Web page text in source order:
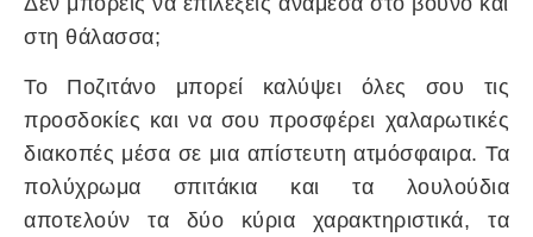
στη θάλασσα;
Το Ποζιτάνο μπορεί καλύψει όλες σου τις
προσδοκίες και να σου προσφέρει χαλαρωτικές
διακοπές μέσα σε μια απίστευτη ατμόσφαιρα. Τα
πολύχρωμα σπιτάκια και τα λουλούδια
αποτελούν τα δύο κύρια χαρακτηριστικά, τα